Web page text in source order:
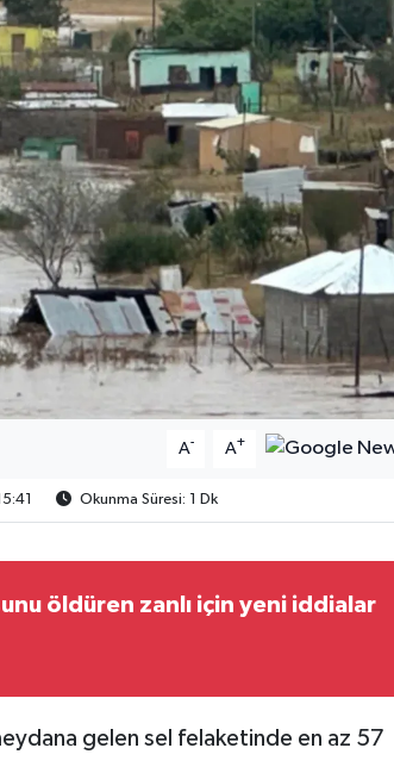
A- A+
Okunma Süresi: 1 Dk
öldüren zanlı için yeni iddialar
gelen sel felaketinde en az 57